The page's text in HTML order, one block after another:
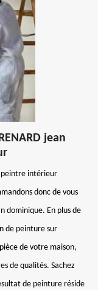
jean
peintre intérieur
donc de vous
dominique. En plus de
de peinture sur
de votre maison,
de qualités. Sachez
de peinture réside